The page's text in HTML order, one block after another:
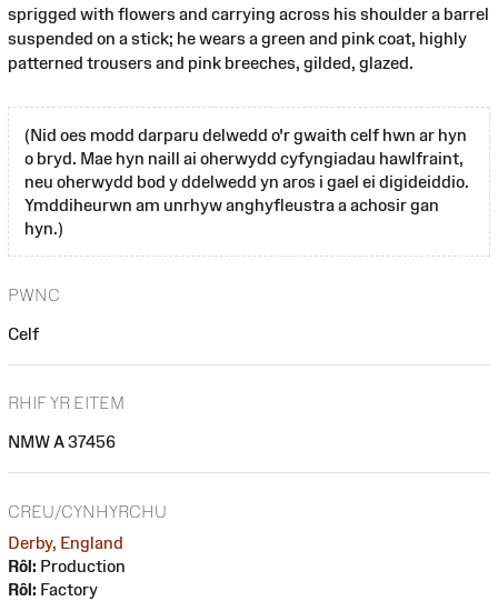
sprigged with flowers and carrying across his shoulder a barrel
suspended on a stick; he wears a green and pink coat, highly
patterned trousers and pink breeches, gilded, glazed.
(Nid oes modd darparu delwedd o'r gwaith celf hwn ar hyn
o bryd. Mae hyn naill ai oherwydd cyfyngiadau hawlfraint,
neu oherwydd bod y ddelwedd yn aros i gael ei digideiddio.
Ymddiheurwn am unrhyw anghyfleustra a achosir gan
hyn.)
PWNC
Celf
RHIF YR EITEM
NMW A 37456
CREU/CYNHYRCHU
Derby, England
Rôl: Production
Rôl: Factory